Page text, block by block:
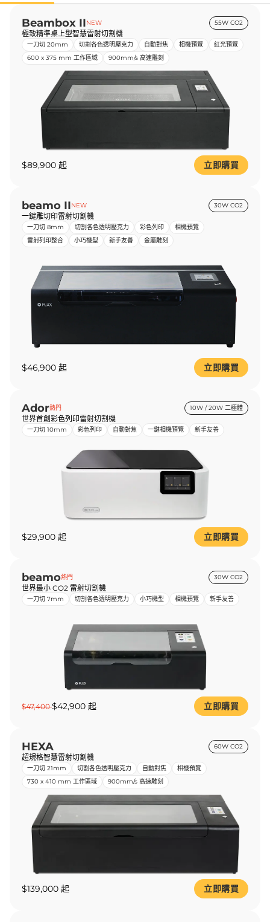
Beambox IINEW 55W CO2
極致精準桌上型智慧雷射切割機
一刀切 20mm 切割各色透明壓克力 自動對焦 相機預覽
紅光預覽
600 x 375 mm 工作區域
900mm/s 高速雕刻
$89,900 起 立即購買
beamo IINEW 30W CO2
一鍵雕切印雷射切割機
一刀切 8mm 切割各色透明壓克力 彩色列印
相機預覽
雷射列印整合
小巧機型 新手友善 金屬雕刻
$46,900 起 立即購買
Ador熱門 10W / 20W 二極體
世界首創彩色列印雷射切割機
一刀切 10mm 彩色列印 自動對焦 一鍵相機預覽 新手友善
$29,900 起 立即購買
beamo熱門 30W CO2
世界最小 CO2 雷射切割機
一刀切 7mm 切割各色透明壓克力 小巧機型 相機預覽 新手友善
$47,400$42,900 起 立即購買
HEXA 60W CO2
超規格智慧雷射切割機
一刀切 21mm 切割各色透明壓克力 自動對焦
相機預覽
730 x 410 mm 工作區域
900mm/s 高速雕刻
$139,000 起 立即購買